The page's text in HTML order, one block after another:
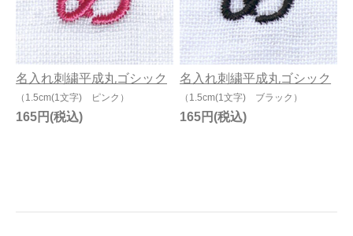
名入れ刺繍平成丸ゴシック
（1.5cm(1文字) ピンク）
165円
名入れ刺繍平成丸ゴシック
（1.5cm(1文字) ブラック）
165円